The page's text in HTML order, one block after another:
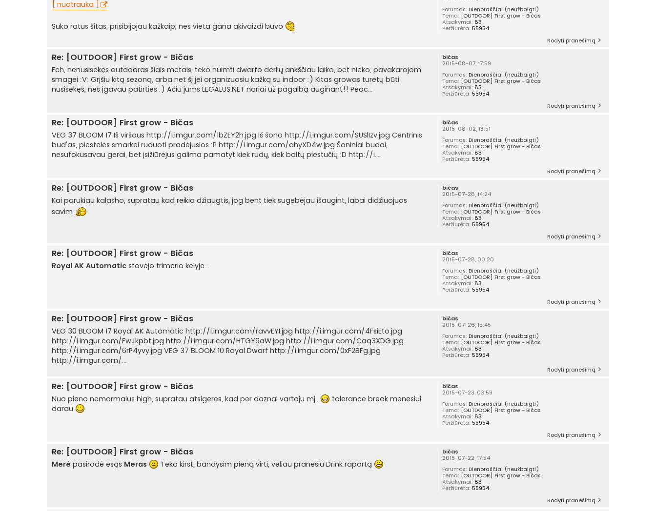
Forumas: Dienoraščiai (neužbaigti)
Tema: [OUTDOOR] First grow - Bičas
Atsakymai: 83
Peržiūrėta:55954
[ nuotrauka ]
Suko ratus šitas, prisibijojau kažkaip, nes vieta gana akivaizdi buvo
Rodyti pranešimą
bičas
2015-08-07, 17:59
Forumas: Dienoraščiai (neužbaigti)
Tema: [OUTDOOR] First grow - Bičas
Atsakymai: 83
Peržiūrėta:55954
Re: [OUTDOOR] First grow - Bičas
Ech, nenusisekęs outdooras šiais metais, teko nuimti dwarfo derlių ankščiau laiko, bet nieko, pavakarojom
smagei :V: Grįšiu kitą sezoną, arba net šį jei organizuosiu kažką su indoor :) Kitas growas turėtų būti
nusisekęs, nes įgavau patirties :) Ačiū jūms LEGALUS.NET nariai už pagalbą auginant!! Peac...
Rodyti pranešimą
bičas
2015-08-02, 13:51
Forumas: Dienoraščiai (neužbaigti)
Tema: [OUTDOOR] First grow - Bičas
Atsakymai: 83
Peržiūrėta:55954
Re: [OUTDOOR] First grow - Bičas
VEG 37 BLOOM 17 Iš viršaus http://i.imgur.com/1bZEY2h.jpg Iš šono http://i.imgur.com/SUSlIzv.jpg Centrinis
bud'as, piestelės smarkei ruduoti pradėjusios :P http://i.imgur.com/ahyXD4w.jpg Šoniniai budai,
nesufokusavau gerai, bet įsižiūrėjus galima pamatyt kiek rudų, kiek baltų piestučių :D http://i....
Rodyti pranešimą
bičas
2015-07-28, 14:24
Forumas: Dienoraščiai (neužbaigti)
Tema: [OUTDOOR] First grow - Bičas
Atsakymai: 83
Peržiūrėta:55954
Re: [OUTDOOR] First grow - Bičas
Kai parukiau kalasho, supratau kad reikia džiaugtis, jog bent tiek sugebėjau išaugint, labai didžiuojuos
savim
Rodyti pranešimą
bičas
2015-07-28, 00:20
Forumas: Dienoraščiai (neužbaigti)
Tema: [OUTDOOR] First grow - Bičas
Atsakymai: 83
Peržiūrėta:55954
Re: [OUTDOOR] First grow - Bičas
Royal AK Automatic stovėjo trimerio kelyje...
Rodyti pranešimą
bičas
2015-07-26, 15:45
Forumas: Dienoraščiai (neužbaigti)
Tema: [OUTDOOR] First grow - Bičas
Atsakymai: 83
Peržiūrėta:55954
Re: [OUTDOOR] First grow - Bičas
VEG 30 BLOOM 17 Royal AK Automatic http://i.imgur.com/ravvEYI.jpg http://i.imgur.com/4FsiEto.jpg
http://i.imgur.com/FwJkpbt.jpg http://i.imgur.com/HTGY9aW.jpg http://i.imgur.com/Caq3XDG.jpg
http://i.imgur.com/6rP4yvy.jpg VEG 37 BLOOM 10 Royal Dwarf http://i.imgur.com/0xF2BFg.jpg
http://i.imgur.com/...
Rodyti pranešimą
bičas
2015-07-23, 03:59
Forumas: Dienoraščiai (neužbaigti)
Tema: [OUTDOOR] First grow - Bičas
Atsakymai: 83
Peržiūrėta:55954
Re: [OUTDOOR] First grow - Bičas
Nuo pieno nemormalus high, supratau atsigeres, kad per daznai vartoju mj..
tolerance break menesiui
darau
Rodyti pranešimą
bičas
2015-07-22, 17:54
Forumas: Dienoraščiai (neužbaigti)
Tema: [OUTDOOR] First grow - Bičas
Atsakymai: 83
Peržiūrėta:55954
Re: [OUTDOOR] First grow - Bičas
Merė pasirodė esąs Meras Teko kirst, bandysim pieną virti, veliau pranešiu Drink raportą
Rodyti pranešimą